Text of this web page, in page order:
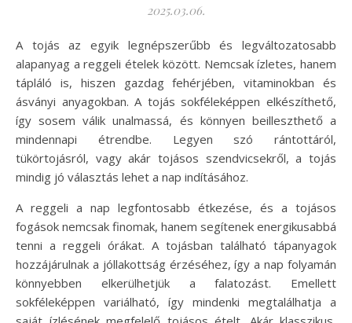
2025.03.06.
A tojás az egyik legnépszerűbb és legváltozatosabb
alapanyag a reggeli ételek között. Nemcsak ízletes, hanem
tápláló is, hiszen gazdag fehérjében, vitaminokban és
ásványi anyagokban. A tojás sokféleképpen elkészíthető,
így sosem válik unalmassá, és könnyen beilleszthető a
mindennapi étrendbe. Legyen szó rántottáról,
tükörtojásról, vagy akár tojásos szendvicsekről, a tojás
mindig jó választás lehet a nap indításához.
A reggeli a nap legfontosabb étkezése, és a tojásos
fogások nemcsak finomak, hanem segítenek energikusabbá
tenni a reggeli órákat. A tojásban található tápanyagok
hozzájárulnak a jóllakottság érzéséhez, így a nap folyamán
könnyebben elkerülhetjük a falatozást. Emellett
sokféleképpen variálható, így mindenki megtalálhatja a